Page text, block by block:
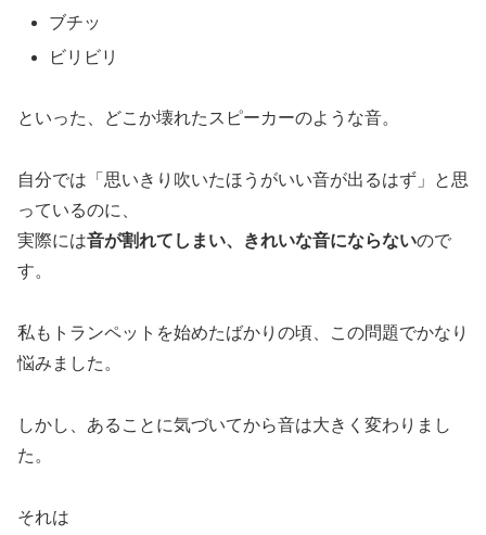
ブチッ
ビリビリ
といった、どこか壊れたスピーカーのような音。
自分では「思いきり吹いたほうがいい音が出るはず」と思
っているのに、
実際には音が割れてしまい、きれいな音にならないので
す。
私もトランペットを始めたばかりの頃、この問題でかなり
悩みました。
しかし、あることに気づいてから音は大きく変わりまし
た。
それは